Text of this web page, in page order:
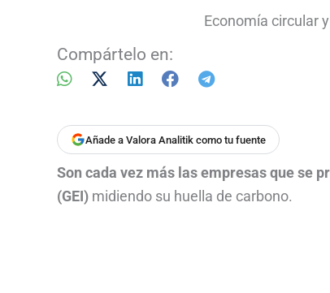
Economía circular
Compártelo en:
Añade a Valora Analitik como tu fuente
Son cada vez más las empresas que se
(GEI) midiendo su huella de carbono.